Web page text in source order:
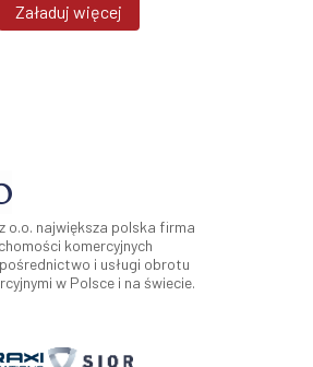
Załaduj więcej
z o.o. największa polska firma
komercyjnych
i usługi obrotu
w Polsce i na świecie.